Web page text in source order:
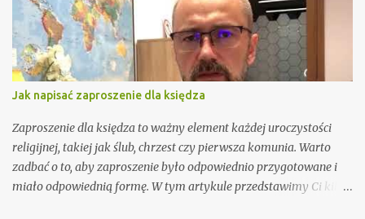
e
Jak napisać zaproszenie dla księdza
Zaproszenie dla księdza to ważny element każdej uroczystości
religijnej, takiej jak ślub, chrzest czy pierwsza komunia. Warto
zadbać o to, aby zaproszenie było odpowiednio przygotowane i
miało odpowiednią formę. W tym artykule przedstawimy Ci kilka